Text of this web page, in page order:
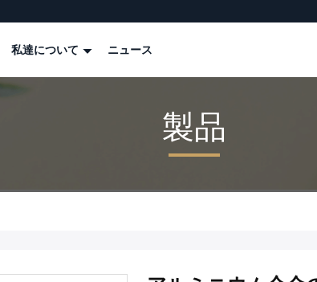
私達について ニュース
製品